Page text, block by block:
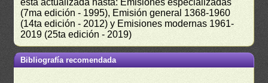
está actualizada hasta: Emisiones especializadas
(7ma edición - 1995), Emisión general 1368-1960
(14ta edición - 2012) y Emisiones modernas 1961-
2019 (25ta edición - 2019)
Bibliografía recomendada